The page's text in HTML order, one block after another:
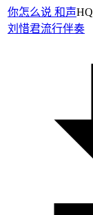
你怎么说 和声HQ
刘惜君流行伴奏